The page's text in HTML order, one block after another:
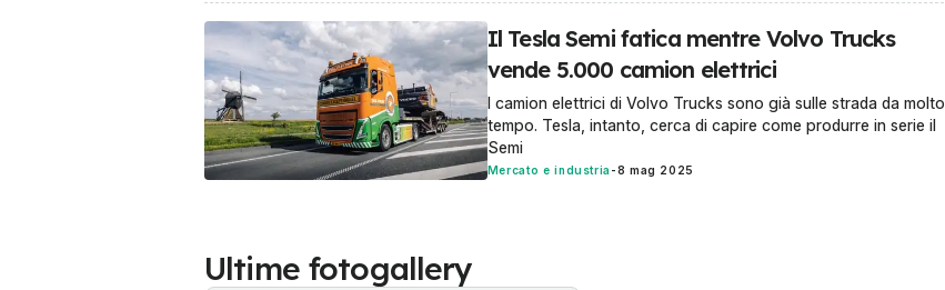
Il Tesla Semi fatica mentre Volvo Trucks
vende 5.000 camion elettrici
I camion elettrici di Volvo Trucks sono già sulle strada da molto
tempo. Tesla, intanto, cerca di capire come produrre in serie il
Semi
Mercato e industria -8 mag 2025
Ultime fotogallery